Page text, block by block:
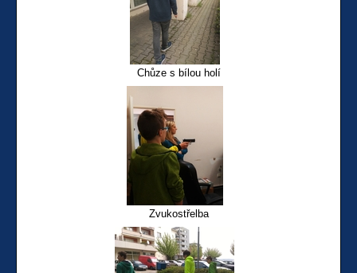
Chůze s bílou holí
Zvukostřelba